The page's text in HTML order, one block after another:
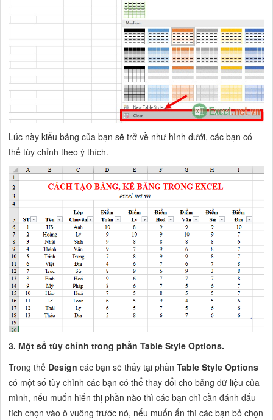
Lúc này kiểu bảng của bạn sẽ trở về như hình dưới, các bạn có
thể tùy chỉnh theo ý thích.
3. Một số tùy chỉnh trong phần Table Style Options.
Trong thẻ Design các bạn sẽ thấy tại phầnTable Style Options
có một số tùy chỉnh các bạn có thể thay đổi cho bảng dữ liệu của
mình, nếu muốn hiển thị phần nào thì các bạn chỉ cần đánh dấu
tích chọn vào ô vuông trước nó, nếu muốn ẩn thì các bạn bỏ chọn